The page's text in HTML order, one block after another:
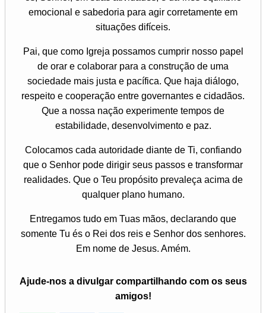
emocional e sabedoria para agir corretamente em
situações difíceis.
Pai, que como Igreja possamos cumprir nosso papel
de orar e colaborar para a construção de uma
sociedade mais justa e pacífica. Que haja diálogo,
respeito e cooperação entre governantes e cidadãos.
Que a nossa nação experimente tempos de
estabilidade, desenvolvimento e paz.
Colocamos cada autoridade diante de Ti, confiando
que o Senhor pode dirigir seus passos e transformar
realidades. Que o Teu propósito prevaleça acima de
qualquer plano humano.
Entregamos tudo em Tuas mãos, declarando que
somente Tu és o Rei dos reis e Senhor dos senhores.
Em nome de Jesus. Amém.
Ajude-nos a divulgar compartilhando com os seus
amigos!